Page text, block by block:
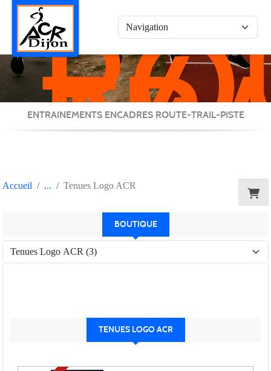
/
/
ENTRAINEMENTS ENCADRES ROUTE-TRAIL-PISTE
Accueil Tenues Logo ACR
BOUTIQUE
TENUES LOGO ACR
Panneau de gestion des cookies